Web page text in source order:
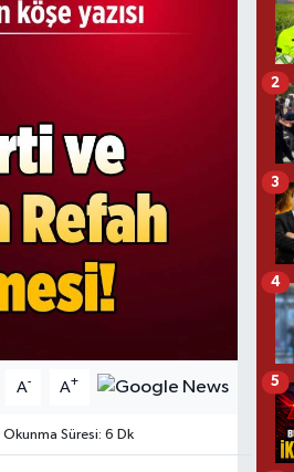
A- A+
Okunma Süresi: 6 Dk
2
3
4
5